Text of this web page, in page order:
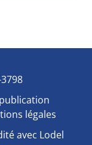
légales
avec Lodel